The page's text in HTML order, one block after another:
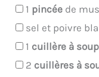
1 pincée de
sel et poivre
1 cuillère à
2 cuillères à